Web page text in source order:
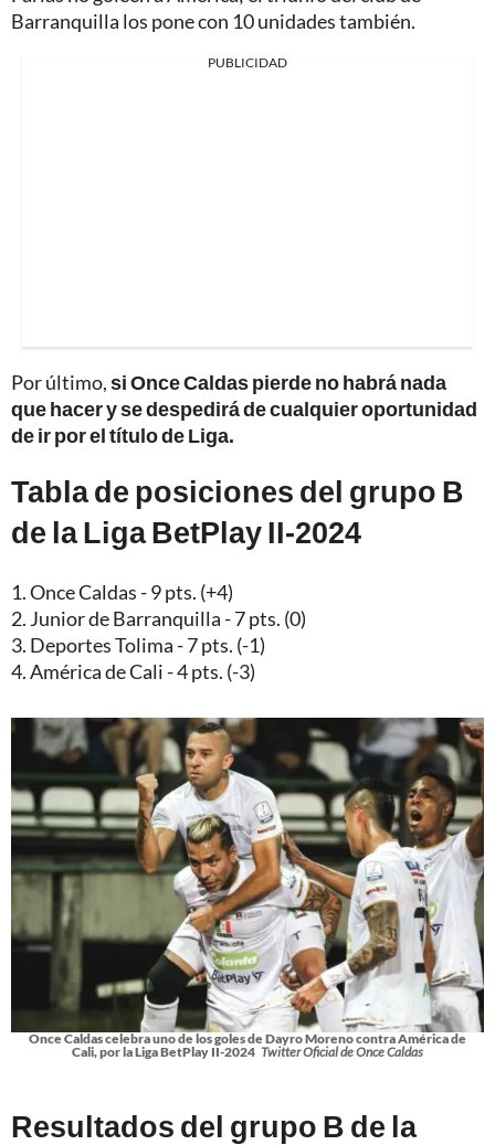
Barranquilla los pone con 10 unidades también.
PUBLICIDAD
Por último,si Once Caldas pierde no habrá nada
que hacer y se despedirá de cualquier oportunidad
de ir por el título de Liga.
Tabla de posiciones del grupo B
de la Liga BetPlay II-2024
1. Once Caldas - 9 pts. (+4)
2. Junior de Barranquilla - 7 pts. (0)
3. Deportes Tolima - 7 pts. (-1)
4. América de Cali - 4 pts. (-3)
Once Caldas celebra uno de los goles de Dayro Moreno contra América de
Cali, por la Liga BetPlay II-2024 Twitter Oficial de Once Caldas
Resultados del grupo B de la